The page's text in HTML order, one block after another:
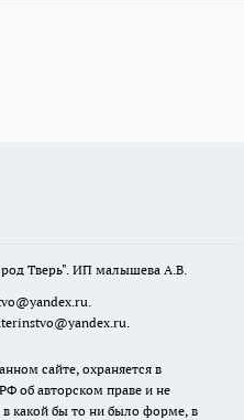
Тверь". ИП малышева А.В.
сайте, охраняется в
об авторском праве и не
какой бы то ни было форме, в